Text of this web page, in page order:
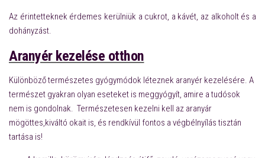
Az érintetteknek érdemes kerülniük a cukrot, a kávét, az alkoholt és a
dohányzást.
Aranyér kezelése otthon
Különböző természetes gyógymódok léteznek aranyér kezelésére. A
természet gyakran olyan eseteket is meggyógyít, amire a tudósok
nem is gondolnak. Természetesen kezelni kell az aranyár
mögöttes,kiváltó okait is, és rendkívül fontos a végbélnyílás tisztán
tartása is!